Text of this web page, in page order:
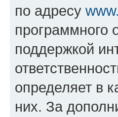
по адресу
программного
поддержкой
определяет в
них. За